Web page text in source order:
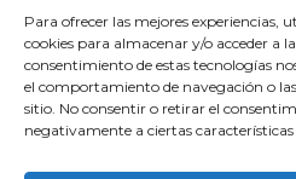
Para ofrecer las mejores experiencias,
cookies para almacenar y/o acceder a
consentimiento de estas tecnologías
el comportamiento de navegación o
sitio. No consentir o retirar el
negativamente a ciertas